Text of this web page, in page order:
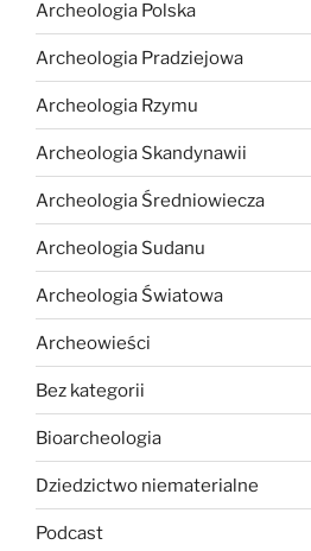
Archeologia Polska
Archeologia Pradziejowa
Archeologia Rzymu
Archeologia Skandynawii
Archeologia Średniowiecza
Archeologia Sudanu
Archeologia Światowa
Archeowieści
Bez kategorii
Bioarcheologia
Dziedzictwo niematerialne
Podcast